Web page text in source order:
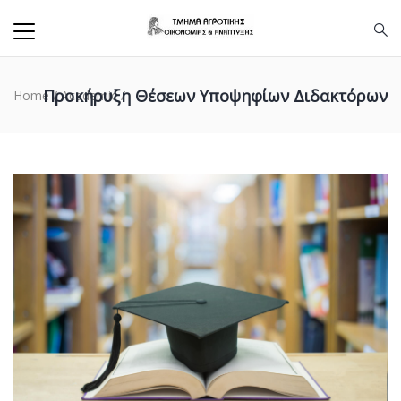
Προκήρυξη Θέσεων Υποψηφίων Διδακτόρων
Home/ Academic/